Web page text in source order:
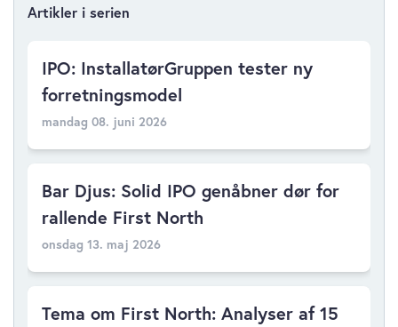
Artikler i serien
IPO: InstallatørGruppen tester ny
forretningsmodel
mandag 08. juni 2026
Bar Djus: Solid IPO genåbner dør for
rallende First North
onsdag 13. maj 2026
Tema om First North: Analyser af 15